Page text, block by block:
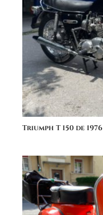
Triumph T 150 de 1976